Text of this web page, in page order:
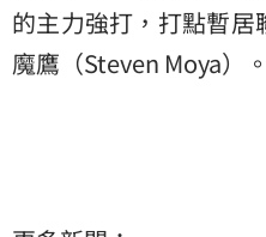
的主力強打，打點暫
魔鷹（Steven Moya）。